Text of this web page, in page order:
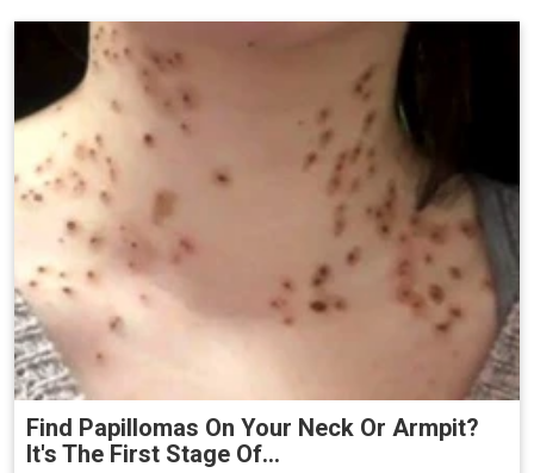
Find Papillomas On Your Neck Or Armpit?
It's The First Stage Of...